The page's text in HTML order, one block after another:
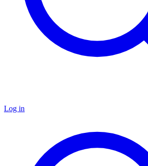
Log in